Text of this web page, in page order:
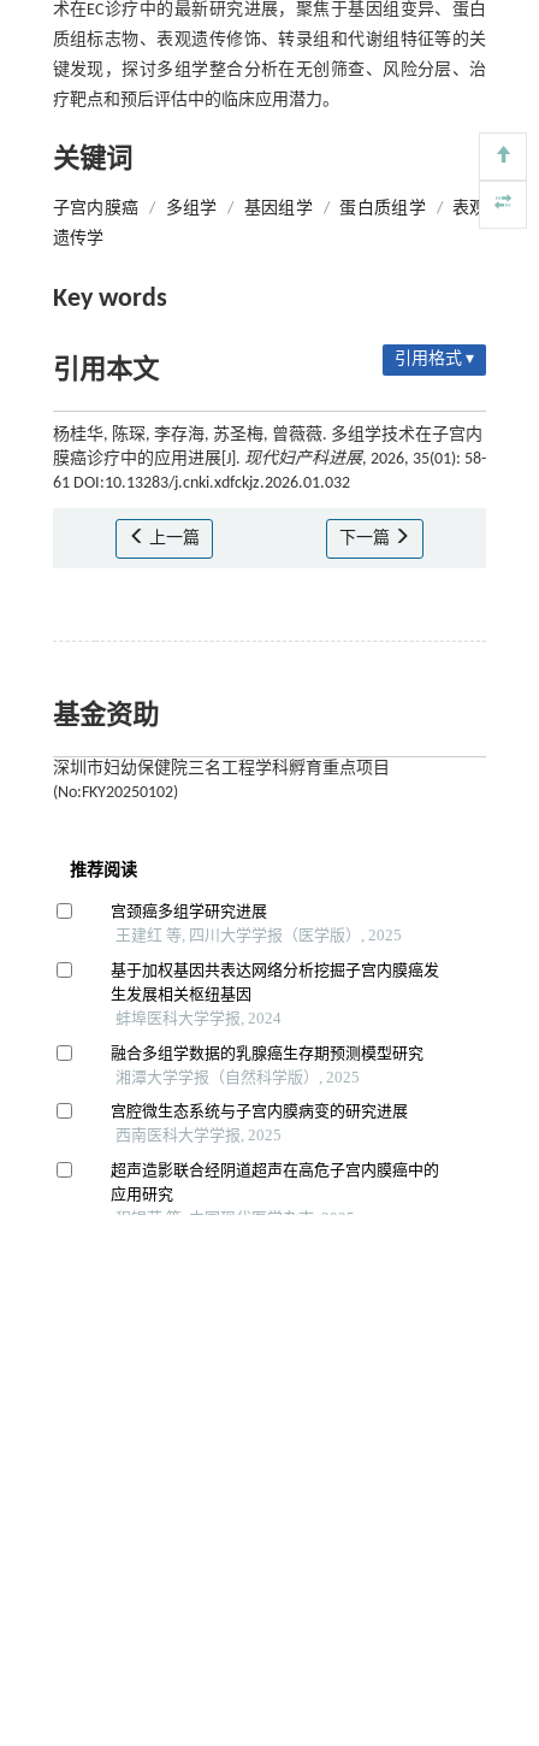
术在EC诊疗中的最新研究进展，聚焦于基因组变异、蛋白
质组标志物、表观遗传修饰、转录组和代谢组特征等的关
键发现，探讨多组学整合分析在无创筛查、风险分层、治
疗靶点和预后评估中的临床应用潜力。
关键词
子宫内膜癌 / 多组学 / 基因组学 / 蛋白质组学 / 表观
遗传学
Key words
引用本文 引用格式 ▾
杨桂华, 陈琛, 李存海, 苏圣梅, 曾薇薇. 多组学技术在子宫内
膜癌诊疗中的应用进展[J]. 现代妇产科进展, 2026, 35(01): 58-
61 DOI:10.13283/j.cnki.xdfckjz.2026.01.032
上一篇 下一篇
基金资助
深圳市妇幼保健院三名工程学科孵育重点项目
(No:FKY20250102)